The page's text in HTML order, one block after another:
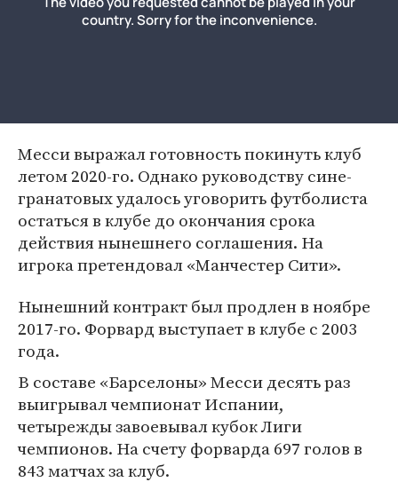
Месси выражал готовность покинуть клуб
летом 2020-го. Однако руководству сине-
гранатовых удалось уговорить футболиста
остаться в клубе до окончания срока
действия нынешнего соглашения. На
игрока претендовал «Манчестер Сити».
Нынешний контракт был продлен в ноябре
2017-го. Форвард выступает в клубе с 2003
года.
В составе «Барселоны» Месси десять раз
выигрывал чемпионат Испании,
четырежды завоевывал кубок Лиги
чемпионов. На счету форварда 697 голов в
843 матчах за клуб.